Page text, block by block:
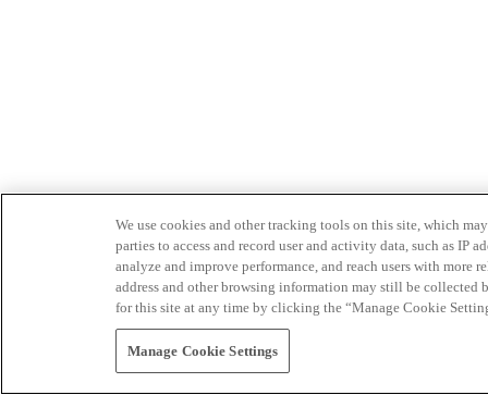
We use cookies and other tracking tools on this site, which
parties to access and record user and activity data, such as IP
analyze and improve performance, and reach users with
address and other browsing information may still be collected
for this site at any time by clicking the “Manage Cookie
Manage Cookie Settings